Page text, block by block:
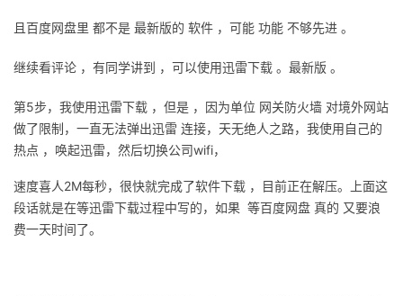
堂
我
的
课
程
我
的
认
我
的
我
的
技
术
支
我
的
云
声
且百度网盘里 都不是 最新版的 软件 ，可能 功能 不够先进 。
继续看评论 ，有同学讲到 ，可以使用迅雷下载 。最新版 。
第5步，我使用迅雷下载 ，但是 ，因为单位 网关防火墙 对境外网站
做了限制，一直无法弹出迅雷 连接，天无绝人之路，我使用自己的
热点 ，唤起迅雷，然后切换公司wifi，
速度喜人2M每秒，很快就完成了软件下载 ，目前正在解压。上面这
段话就是在等迅雷下载过程中写的，如果 等百度网盘 真的 又要浪
费一天时间了。